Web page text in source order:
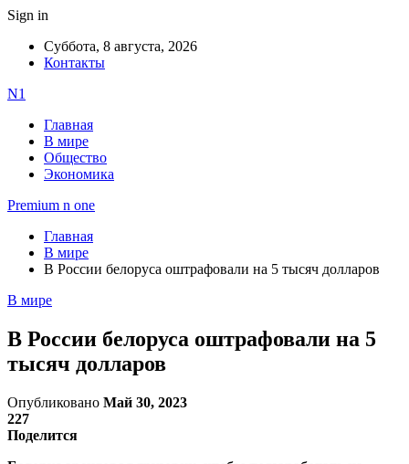
Sign in
Суббота, 8 августа, 2026
Контакты
N1
Главная
В мире
Общество
Экономика
Premium n one
Главная
В мире
В России белоруса оштрафовали на 5 тысяч долларов
В мире
В России белоруса оштрафовали на 5
тысяч долларов
Опубликовано Май 30, 2023
227
Поделится